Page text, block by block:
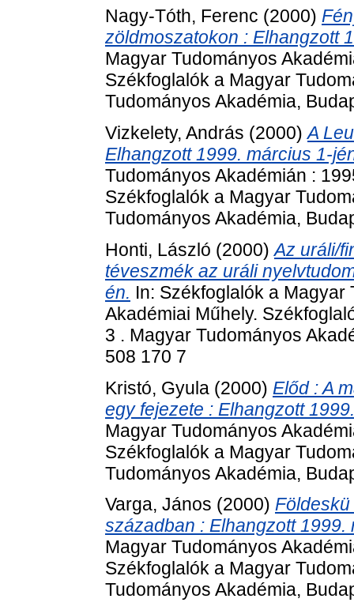
Nagy-Tóth, Ferenc (2000)
zöldmoszatokon : Elhangzott
Magyar Tudományos
Székfoglalók a Magyar
Tudományos Akadémia,
Vizkelety, András (2000)A
Elhangzott 1999. március 1-
Tudományos Akadémián :
Székfoglalók a Magyar
Tudományos Akadémia,
Honti, László (2000)Az uráli/
téveszmék az uráli
én. In: Székfoglalók a
Akadémiai Műhely.
3 . Magyar Tudományos
508 170 7
Kristó, Gyula (2000) Előd : A
egy fejezete : Elhangzott
Magyar Tudományos
Székfoglalók a Magyar
Tudományos Akadémia,
Varga, János (2000)
században : Elhangzott 1999.
Magyar Tudományos
Székfoglalók a Magyar
Tudományos Akadémia,